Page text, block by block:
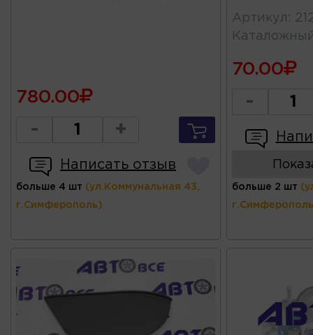
780.00
- +
Написать отзыв
больше 4 шт (ул.Коммунальная 43,
г.Симферополь)
Артикул :
70.00
-
больше 2 шт